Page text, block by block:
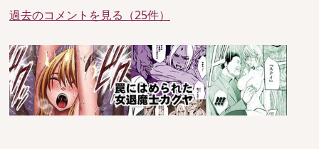
過去のコメントを見る（25件）